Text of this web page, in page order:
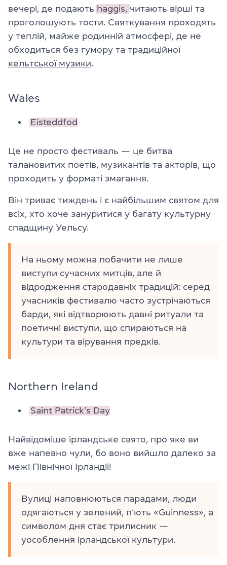
вечері, де подають haggis, читають вірші та
проголошують тости. Святкування проходять
у теплій, майже родинній атмосфері, де не
обходиться без гумору та традиційної
кельтської музики.
Wales
Eisteddfod
Це не просто фестиваль — це битва
талановитих поетів, музикантів та акторів, що
проходить у форматі змагання.
Він триває тиждень і є найбільшим святом для
всіх, хто хоче зануритися у багату культурну
спадщину Уельсу.
На ньому можна побачити не лише
виступи сучасних митців, але й
відродження стародавніх традицій: серед
учасників фестивалю часто зустрічаються
барди, які відтворюють давні ритуали та
поетичні виступи, що спираються на
культури та вірування предків.
Northern Ireland
Saint Patrick’s Day
Найвідоміше ірландське свято, про яке ви
вже напевно чули, бо воно вийшло далеко за
межі Північної Ірландії!
Вулиці наповнюються парадами, люди
одягаються у зелений, п’ють «Guinness», а
символом дня стає трилисник —
уособлення ірландської культури.